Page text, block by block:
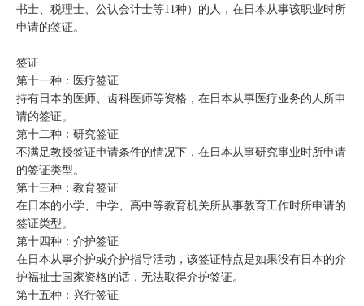
书士、税理士、公认会计士等11种）的人，在日本从事该职业时所
申请的签证。
签证
第十一种：医疗签证
持有日本的医师、齿科医师等资格，在日本从事医疗业务的人所申
请的签证。
第十二种：研究签证
不满足教授签证申请条件的情况下，在日本从事研究事业时所申请
的签证类型。
第十三种：教育签证
在日本的小学、中学、高中等教育机关所从事教育工作时所申请的
签证类型。
第十四种：介护签证
在日本从事介护或介护指导活动，该签证特点是如果没有日本的介
护福祉士国家资格的话，无法取得介护签证。
第十五种：兴行签证